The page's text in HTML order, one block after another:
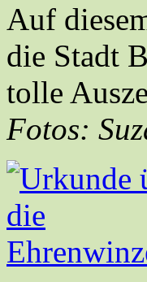
Auf
die Stadt
tolle
Fotos: